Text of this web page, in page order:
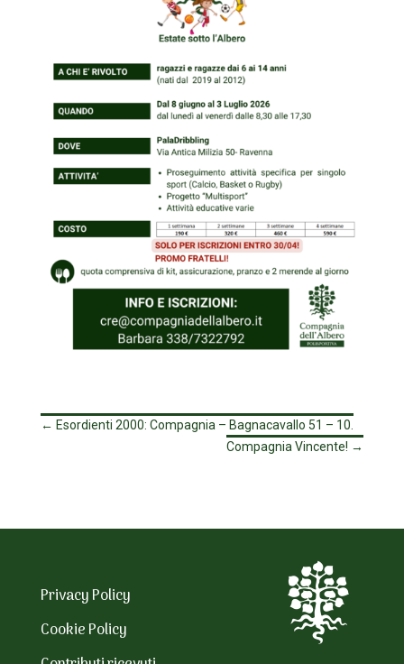
← Esordienti 2000: Compagnia – Bagnacavallo 51 – 10.
Compagnia Vincente! →
Privacy Policy
Cookie Policy